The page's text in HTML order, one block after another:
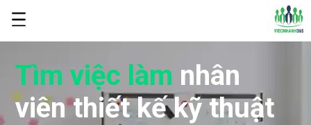
Tìm việc làm nhân
viên thiết kế kỹ thuật